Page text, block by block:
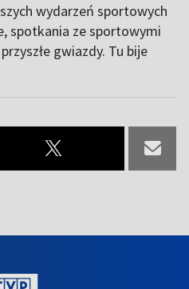
wydarzeń sportowych
spotkania ze sportowymi
gwiazdy. Tu bije